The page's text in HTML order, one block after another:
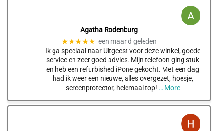
Agatha Rodenburg
★★★★★ een maand geleden
Ik ga speciaal naar Uitgeest voor deze winkel, goede
service en zeer goed advies. Mijn telefoon ging stuk
en heb een refurbished iPone gekocht. Met een dag
had ik weer een nieuwe, alles overgezet, hoesje,
screenprotector, helemaal top! … More